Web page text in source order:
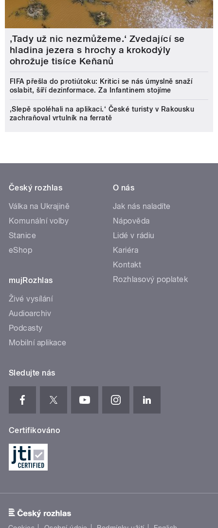
‚Tady už nic nezmůžeme.‘ Zvedající se
hladina jezera s hrochy a krokodýly
ohrožuje tisíce Keňanů
FIFA přešla do protiútoku: Kritici se nás úmyslně snaží
oslabit, šíří dezinformace. Za Infantinem stojíme
‚Slepě spoléhali na aplikaci.‘ České turisty v Rakousku
zachraňoval vrtulník na ferratě
Český rozhlas
Válka na Ukrajině
Komunální volby
Stanice
eShop
mujRozhlas
Živé vysílání
Audioarchiv
Podcasty
Mobilní aplikace
O nás
Jak nás naladíte
Nápověda
Lidé v rádiu
Kariéra
Kontakt
Rozhlasový poplatek
Sledujte nás
Certifikováno